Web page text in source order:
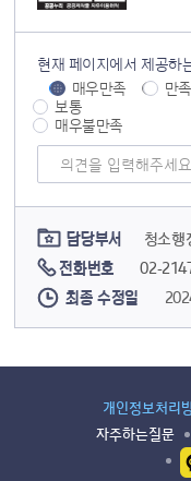
현재 페이지에서 제공하
매우만족
만족
보통
매우불만족
담당부서
청소행
전화번호
02-
최종 수정일
개인정보처리
자주하는질문